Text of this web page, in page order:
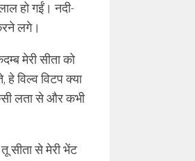
हो गईं। नदी-
लगे।
मेरी सीता को
विल्व विटप क्या
लता से और कभी
सीता से मेरी भेंट